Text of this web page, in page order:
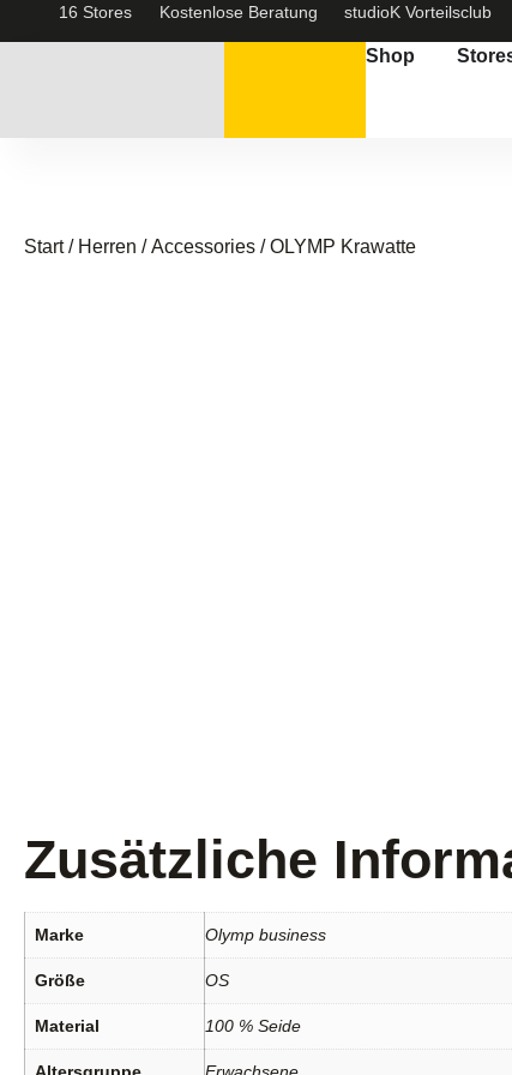
16 Stores Kostenlose Beratung studioK Vorteilsclub
Shop
Start/ Herren /Accessories / OLYMP Krawatte
Zusätzliche
Marke Olymp business
Größe OS
Material 100 % Seide